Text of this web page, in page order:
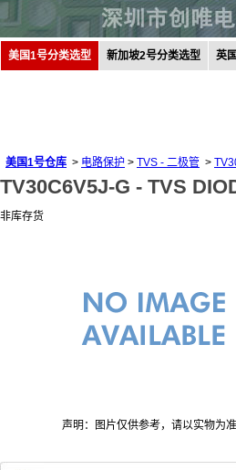
美国1号分类选型 新加坡2号分类选型 英
美国1号仓库 > 电路保护 > TVS - 二极管 >
TV30C6V5J-G - TVS
非库存货
声明：图片仅供参考，请以实物为准